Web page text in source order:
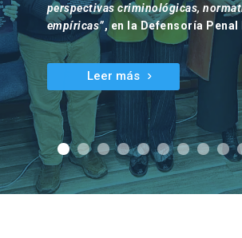
perspectivas criminológicas,
empíricas”, en la Defensoría
Leer más